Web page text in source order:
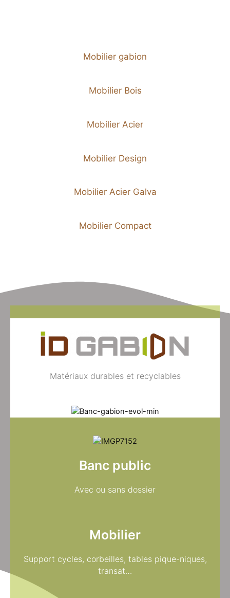
Mobilier gabion
Mobilier Bois
Mobilier Acier
Mobilier Design
Mobilier Acier Galva
Mobilier Compact
Matériaux durables et recyclables
Banc public
Avec ou sans dossier
Mobilier
Support cycles, corbeilles, tables pique-niques,
transat…